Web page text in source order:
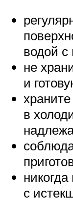
водой
не
и
в
с